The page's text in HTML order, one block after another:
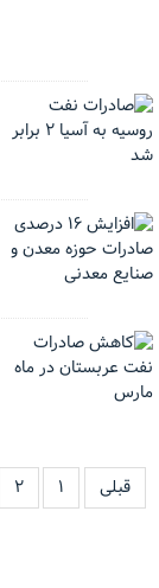
قبلی ۱ ۲